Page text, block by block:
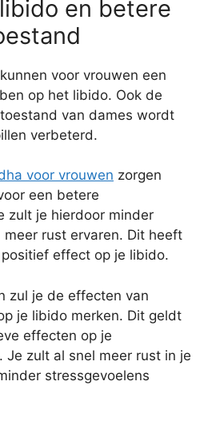
en betere
voor vrouwen een
op het libido. Ook de
van dames wordt
verbeterd.
voor vrouwen zorgen
een betere
zult je hierdoor minder
rust ervaren. Dit heeft
effect op je libido.
zul je de effecten van
je libido merken. Dit geldt
effecten op je
Je zult al snel meer rust in je
stressgevoelens